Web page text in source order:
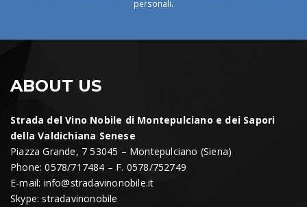
personali.
ABOUT US
Strada del Vino Nobile di Montepulciano e dei Sapori
della Valdichiana Senese
Piazza Grande, 7 53045 – Montepulciano (Siena)
Phone: 0578/717484 – F. 0578/752749
E-mail: info@stradavinonobile.it
Skype: stradavinonobile